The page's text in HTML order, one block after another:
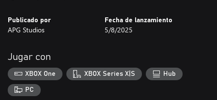
Publicado por
APG Studios
Fecha de lanzamiento
5/8/2025
Jugar con
XBOX One XBOX Series X|S Hub
PC